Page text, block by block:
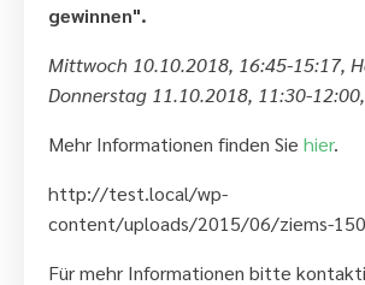
gewinnen".
Mittwoch 10.10.2018, 16:45-15:17,
Donnerstag 11.10.2018, 11:30-
Mehr Informationen finden Siehier.
http://test.local/wp-
content/uploads/2015/06/ziems-
Für mehr Informationen bitte